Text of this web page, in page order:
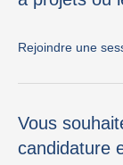
Rejoindre une
Vous
candidature